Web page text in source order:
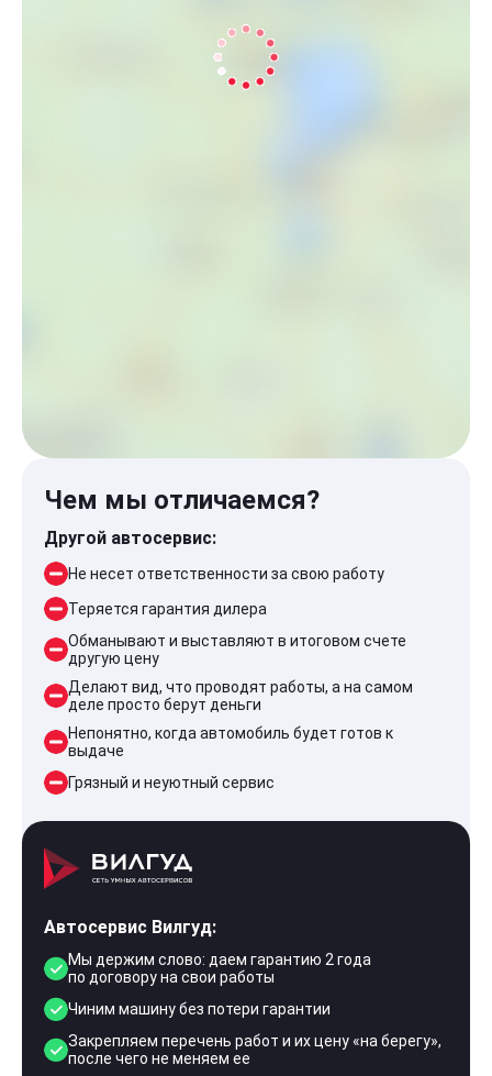
Чем мы отличаемся?
Другой автосервис:
Не несет ответственности за свою работу
Теряется гарантия дилера
Обманывают и выставляют в итоговом счете
другую цену
Делают вид, что проводят работы, а на самом
деле просто берут деньги
Непонятно, когда автомобиль будет готов к
выдаче
Грязный и неуютный сервис
Автосервис Вилгуд:
Мы держим слово: даем гарантию 2 года
по договору на свои работы
Чиним машину без потери гарантии
Закрепляем перечень работ и их цену «на берегу»,
после чего не меняем ее